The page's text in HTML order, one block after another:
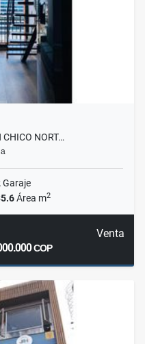
CHICO NORT…
Garaje
Área m2
Venta
COP